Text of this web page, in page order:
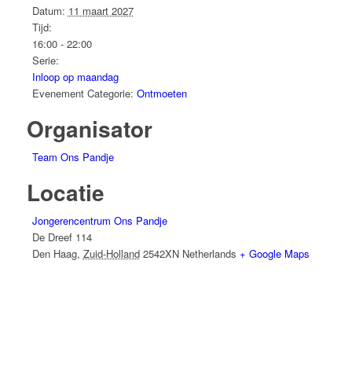
Datum: 11 maart 2027
Tijd:
16:00 - 22:00
Serie:
Inloop op maandag
Evenement Categorie: Ontmoeten
Organisator
Team Ons Pandje
Locatie
Jongerencentrum Ons Pandje
De Dreef 114
Den Haag, Zuid-Holland 2542XN Netherlands + Google Maps